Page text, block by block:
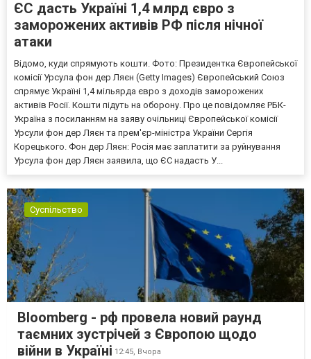
ЄС дасть Україні 1,4 млрд євро з
заморожених активів РФ після нічної
атаки
Відомо, куди спрямують кошти. Фото: Президентка Європейської
комісії Урсула фон дер Ляєн (Getty Images) Європейський Союз
спрямує Україні 1,4 мільярда євро з доходів заморожених
активів Росії. Кошти підуть на оборону. Про це повідомляє РБК-
Україна з посиланням на заяву очільниці Європейської комісії
Урсули фон дер Ляєн та прем'єр-міністра України Сергія
Корецького. Фон дер Ляєн: Росія має заплатити за руйнування
Урсула фон дер Ляєн заявила, що ЄС надасть У...
Суспільство
Bloomberg - рф провела новий раунд
таємних зустрічей з Європою щодо
війни в Україні 12:45, Вчора